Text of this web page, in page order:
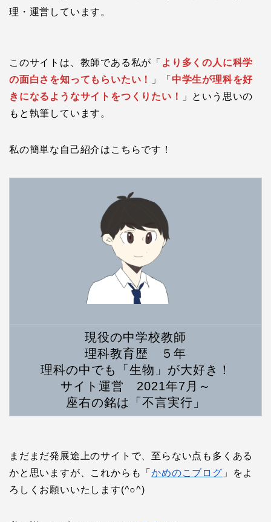
理・運営しています。
このサイトは、教師である私が「 より多くの人に科学
の面白さを知ってもらいたい！
」「 中学生が理科を好
きになるようなサイトをつくりたい！
」という思いの
もと執筆しています。
私の簡単な自己紹介はこちらです！
現役の中学校教師
理科教育歴 ５年
理科の中でも「生物」が大好き！
サイト運営 2021年7月～
座右の銘は「不言実行」
まだまだ発展途上のサイトで、至らない点も多くある
かと思いますが、これからも「かめのこブログ 」をよ
ろしくお願いいたします(^○^)